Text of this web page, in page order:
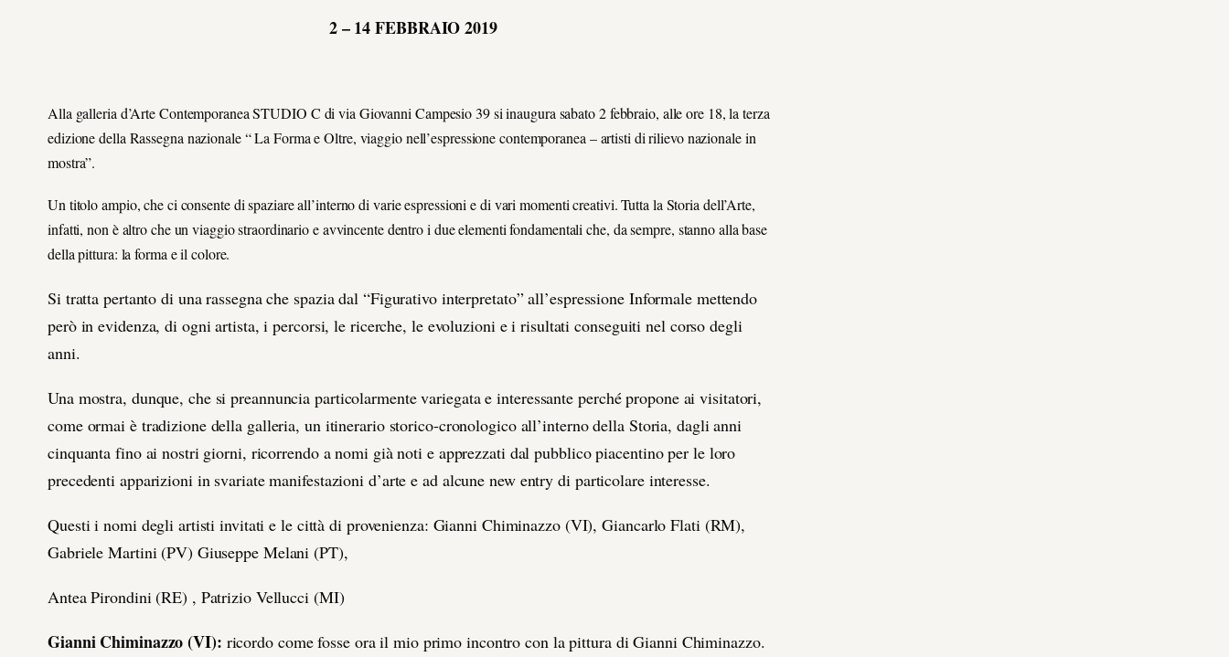
2 – 14 FEBBRAIO 2019
Alla galleria d’Arte Contemporanea STUDIO C di via Giovanni Campesio 39 si inaugura sabato 2 febbraio, alle ore 18, la terza
edizione della Rassegna nazionale “ La Forma e Oltre, viaggio nell’espressione contemporanea – artisti di rilievo nazionale in
mostra”.
Un titolo ampio, che ci consente di spaziare all’interno di varie espressioni e di vari momenti creativi. Tutta la Storia dell’Arte,
infatti, non è altro che un viaggio straordinario e avvincente dentro i due elementi fondamentali che, da sempre, stanno alla base
della pittura: la forma e il colore.
Si tratta pertanto di una rassegna che spazia dal “Figurativo interpretato” all’espressione Informale mettendo
però in evidenza, di ogni artista, i percorsi, le ricerche, le evoluzioni e i risultati conseguiti nel corso degli
anni.
Una mostra, dunque, che si preannuncia particolarmente variegata e interessante perché propone ai visitatori,
come ormai è tradizione della galleria, un itinerario storico-cronologico all’interno della Storia, dagli anni
cinquanta fino ai nostri giorni, ricorrendo a nomi già noti e apprezzati dal pubblico piacentino per le loro
precedenti apparizioni in svariate manifestazioni d’arte e ad alcune new entry di particolare interesse.
Questi i nomi degli artisti invitati e le città di provenienza: Gianni Chiminazzo (VI), Giancarlo Flati (RM),
Gabriele Martini (PV) Giuseppe Melani (PT),
Antea Pirondini (RE) , Patrizio Vellucci (MI)
Gianni Chiminazzo (VI): ricordo come fosse ora il mio primo incontro con la pittura di Gianni Chiminazzo.